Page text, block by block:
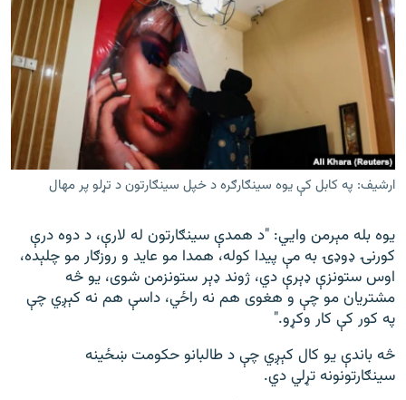
ارشیف: په کابل کې یوه سینګارګره د خپل سینګارتون د تړلو پر مهال
یوه بله مېرمن وايي: "د همدې سینګارتون له لارې، د دوه درې
کورنۍ ډوډۍ به مې پیدا کوله، همدا مو عاید و روزګار مو چلېده،
اوس ستونزې ډېرې دي، ژوند ډېر ستونزمن شوی، یو څه
مشتریان مو چې و هغوی هم نه راځي، داسې هم نه کېږي چې
په کور کې کار وکړو."
څه باندې یو کال کېږي چې د طالبانو حکومت ښځينه
سینګارتونونه تړلي دي.